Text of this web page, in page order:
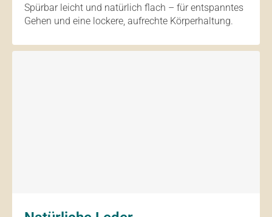
Spürbar leicht und natürlich flach – für entspanntes
Gehen und eine lockere, aufrechte Körperhaltung.